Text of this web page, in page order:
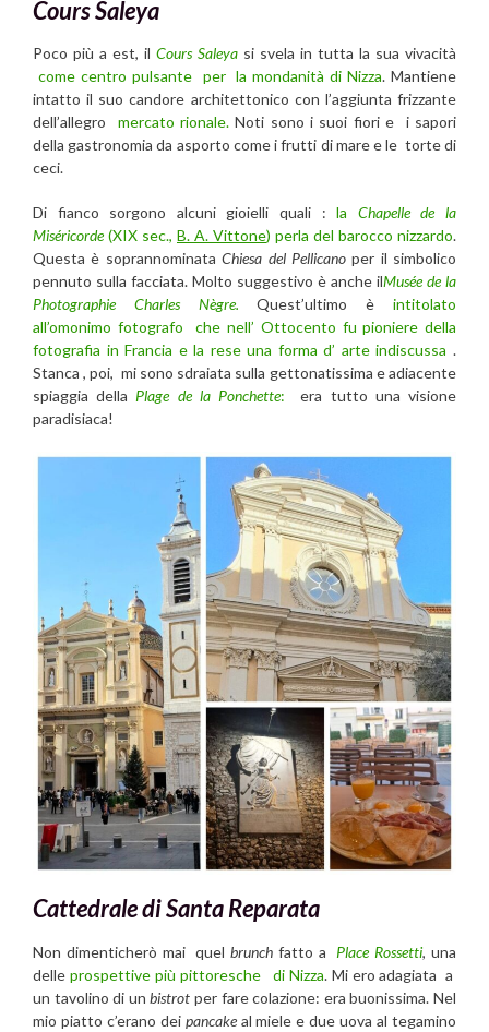
Cours Saleya
Poco più a est, il Cours Saleya si svela in tutta la sua vivacità
come centro pulsante per la mondanità di Nizza. Mantiene
intatto il suo candore architettonico con l’aggiunta frizzante
dell’allegro
mercato rionale. Noti sono i suoi fiori e i sapori
della gastronomia da asporto come i frutti di mare e le torte di
ceci.
Di fianco sorgono alcuni gioielli quali :la Chapelle de la
Miséricorde(XIX sec., B. A. Vittone) perla del barocco nizzardo.
Questa è soprannominataChiesa del Pellicanoper il simbolico
pennuto sulla facciata. Molto suggestivo è anche ilMusée de la
Photographie Charles Nègre. Quest’ultimo èintitolato
all’omonimo fotografo che nell’ Ottocento fu pioniere della
fotografia in Francia e la rese una forma d’ arte indiscussa .
Stanca , poi, mi sono sdraiata sulla gettonatissima e adiacente
spiaggia della Plage de la Ponchette: era tutto una visione
paradisiaca!
Cattedrale di Santa Reparata
Non dimenticherò mai quelbrunch fatto a Place Rossetti, una
delle prospettive più pittoresche di Nizza. Mi ero adagiata a
un tavolino di unbistrotper fare colazione: era buonissima. Nel
mio piatto c’erano dei pancakeal miele e due uova al tegamino